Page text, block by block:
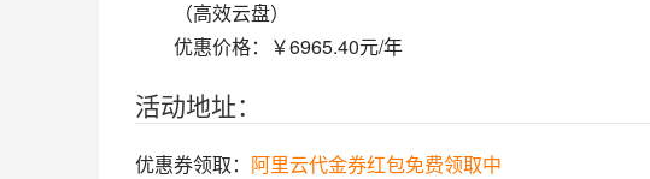
（高效云盘）
优惠价格：￥6965.40元/年
活动地址：
优惠券领取： 阿里云代金券红包免费领取中